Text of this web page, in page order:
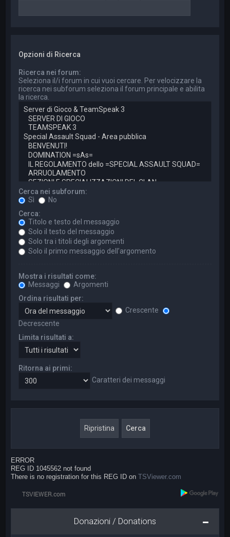
Opzioni di Ricerca
Ricerca nei forum:
Seleziona il/i forum in cui vuoi cercare. Per velocizzare la
ricerca nei subforum seleziona il forum principale e abilita
la ricerca.
Cerca nei subforum:
Sì
No
Cerca:
Titolo e testo del messaggio
Solo il testo del messaggio
Solo tra i titoli degli argomenti
Solo il primo messaggio dell’argomento
Mostra i risultati come:
Messaggi
Argomenti
Ordina risultati per:
Crescente
Decrescente
Limita risultati a:
Ritorna ai primi:
Caratteri dei messaggi
ERROR
REG ID 1045562 not found
There is no registration for this REG ID onTSViewer.com
Donazioni / Donations